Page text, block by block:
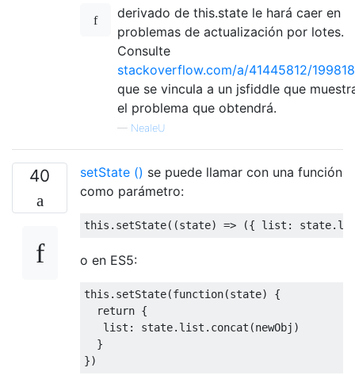
derivado de this.state le hará caer en
problemas de actualización por lotes.
Consulte
stackoverflow.com/a/41445812/
que se vincula a un jsfiddle que
el problema que obtendrá.
— NealeU
40 setState () se puede llamar con una función
como parámetro:
this . setState((state) => ({ list : state.
o en ES5:
this . setState(function(state)
{
return {
   list
: state. list . concat (newObj )
}
})